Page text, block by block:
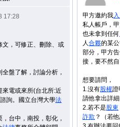
17:28
文，可修正、刪除、或
盤了解，討論分析，
電或來所(台北所:近
詢。國立台灣大學法
台中，南投，彰化，
甲方邀約我
私人帳戶，
也未拿到任何
人合夥的某
部分，甲方
接，要不然
想要請問，
1.沒有股權證
請他拿出詳
2.若不是股東
詐欺 ？（若